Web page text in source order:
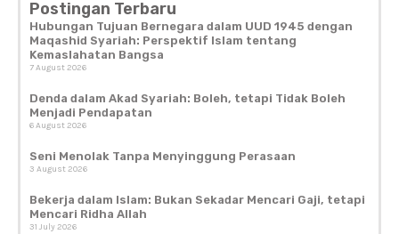
Postingan Terbaru
Hubungan Tujuan Bernegara dalam UUD 1945 dengan
Maqashid Syariah: Perspektif Islam tentang
Kemaslahatan Bangsa
7 August 2026
Denda dalam Akad Syariah: Boleh, tetapi Tidak Boleh
Menjadi Pendapatan
6 August 2026
Seni Menolak Tanpa Menyinggung Perasaan
3 August 2026
Bekerja dalam Islam: Bukan Sekadar Mencari Gaji, tetapi
Mencari Ridha Allah
31 July 2026